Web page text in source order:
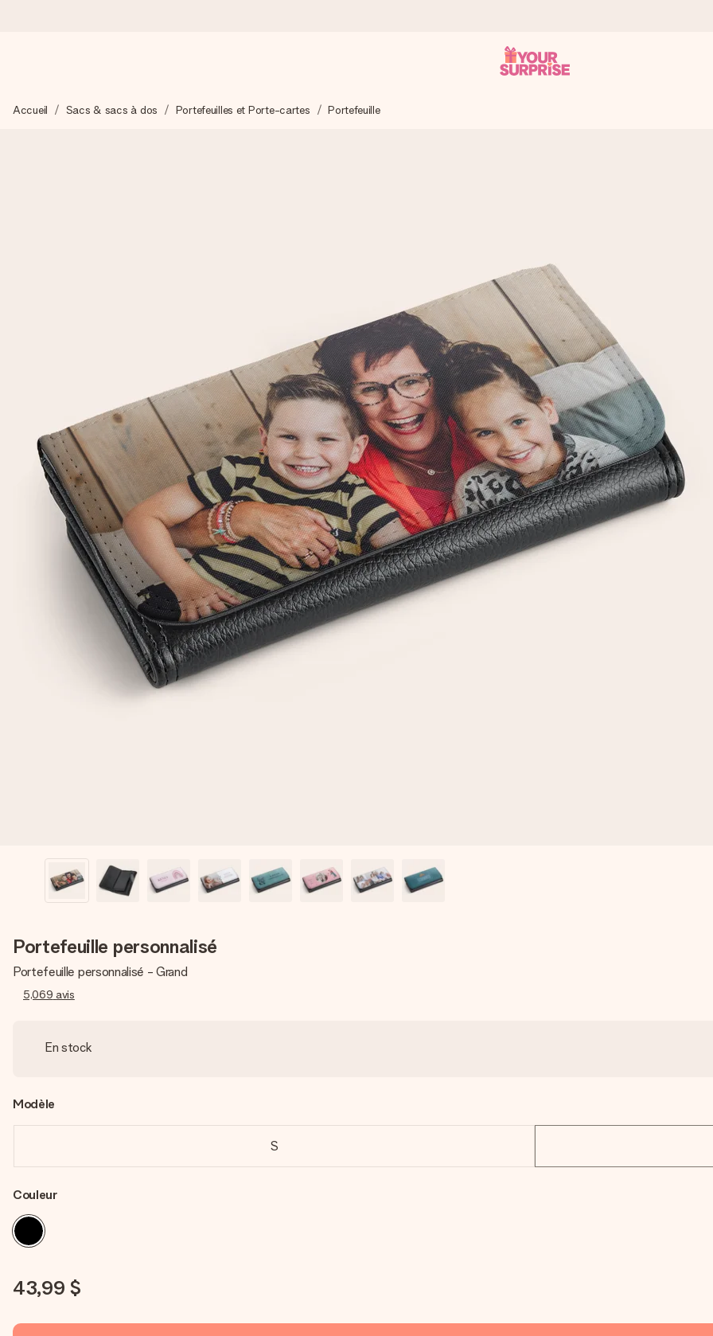
Nous préparons votre cadeau avec attention et l’envoyons en un éclair – pour que vous puissiez l’offrir au bon moment, quand
Créez quelque chose d’unique en quelques étapes – avec son prénom, votre photo ou un message qui touche le cœur. Sans
Accueil Sacs & sacs à dos Portefeuilles et Porte-cartes Portefeuille
Portefeuille personnalisé
Portefeuille personnalisé - Grand
5,069 avis
En stock
Modèle
S
Couleur
43,99 $